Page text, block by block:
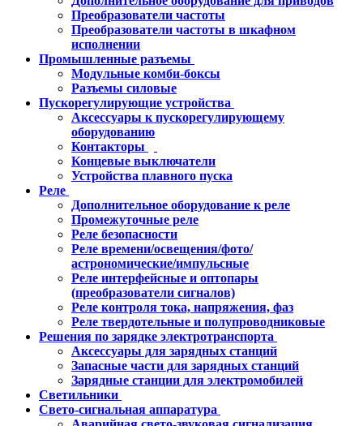
Преобразователи частоты
Преобразователи частоты в шкафном
исполнении
Промышленные разъемы
Модульные комби-боксы
Разъемы силовые
Пускорегулирующие устройства
Аксессуары к пускорегулирующему
оборудованию
Контакторы
Концевые выключатели
Устройства плавного пуска
Реле
Дополнительное оборудование к реле
Промежуточные реле
Реле безопасности
Реле времени/освещения/фото/
астрономические/импульсные
Реле интерфейсные и оптопары
(преобразователи сигналов)
Реле контроля тока, напряжения, фаз
Реле твердотельные и полупроводниковые
Решения по зарядке электротранспорта
Аксессуары для зарядных станций
Запасные части для зарядных станций
Зарядные станции для электромобилей
Светильники
Свето-сигнальная аппаратура